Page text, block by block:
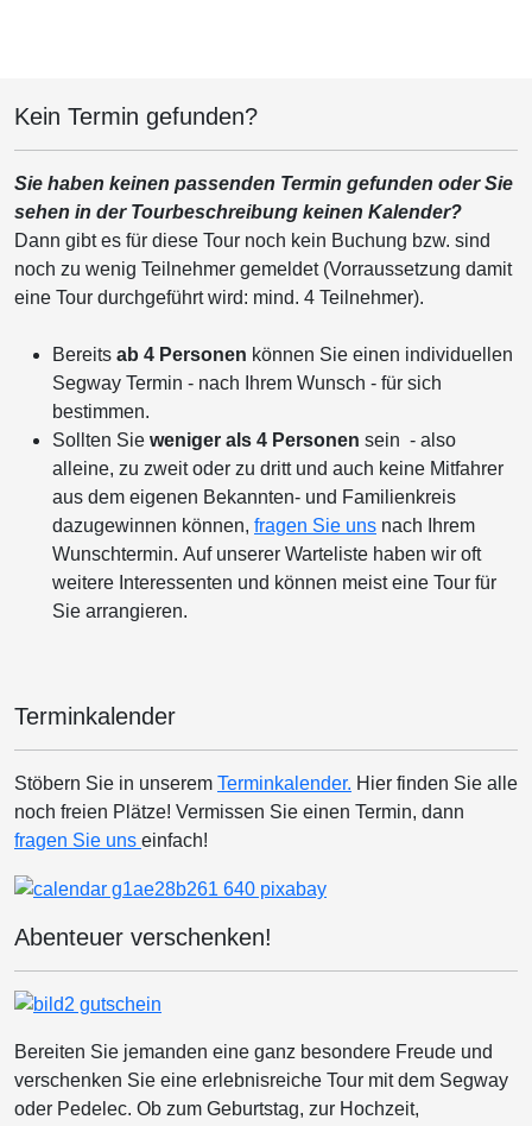
Kein Termin gefunden?
Sie haben keinen passenden Termin gefunden oder Sie
sehen in der Tourbeschreibung keinen Kalender?
Dann gibt es für diese Tour noch kein Buchung bzw. sind
noch zu wenig Teilnehmer gemeldet (Vorraussetzung damit
eine Tour durchgeführt wird: mind. 4 Teilnehmer).
Bereits ab 4 Personen können Sie einen individuellen
Segway Termin - nach Ihrem Wunsch - für sich
bestimmen.
Sollten Sie weniger als 4 Personen sein - also
alleine, zu zweit oder zu dritt und auch keine Mitfahrer
aus dem eigenen Bekannten- und Familienkreis
dazugewinnen können, fragen Sie uns nach Ihrem
Wunschtermin. Auf unserer Warteliste haben wir oft
weitere Interessenten und können meist eine Tour für
Sie arrangieren.
Terminkalender
Stöbern Sie in unserem Terminkalender. Hier finden Sie alle
noch freien Plätze! Vermissen Sie einen Termin, dann
fragen Sie uns einfach!
Abenteuer verschenken!
Bereiten Sie jemanden eine ganz besondere Freude und
verschenken Sie eine erlebnisreiche Tour mit dem Segway
oder Pedelec. Ob zum Geburtstag, zur Hochzeit,